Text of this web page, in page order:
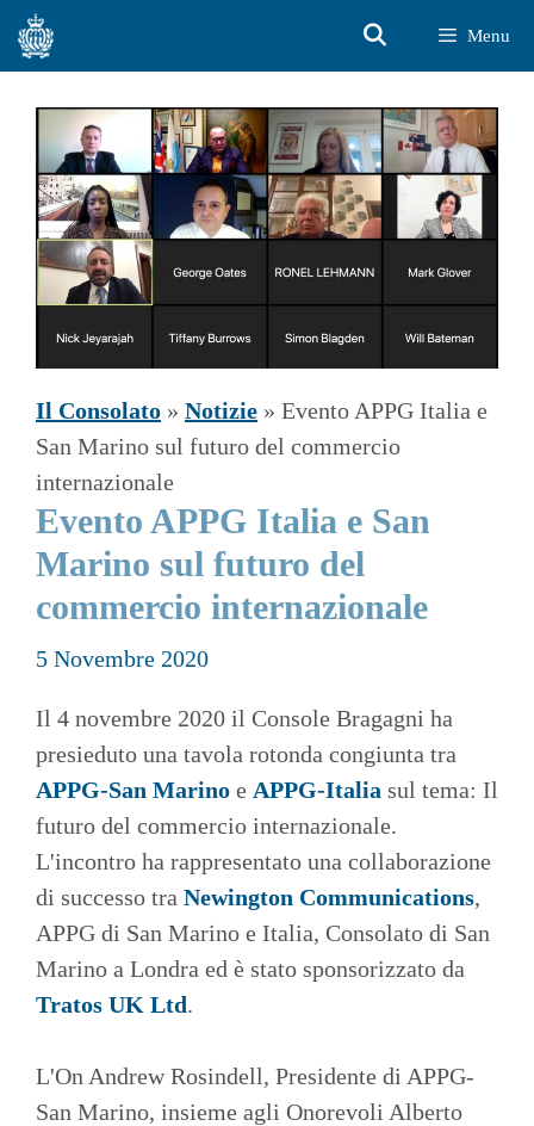
Vai
Menu
Il Consolato » Notizie » Evento APPG Italia e
San Marino sul futuro del commercio
internazionale
Evento APPG Italia e San
Marino sul futuro del
commercio internazionale
5 Novembre 2020
Il 4 novembre 2020 il Console Bragagni ha
presieduto una tavola rotonda congiunta tra
APPG-San Marino e APPG-Italia sul tema: Il
futuro del commercio internazionale.
L'incontro ha rappresentato una collaborazione
di successo tra Newington Communications,
APPG di San Marino e Italia, Consolato di San
Marino a Londra ed è stato sponsorizzato da
Tratos UK Ltd.
L'On Andrew Rosindell, Presidente di APPG-
San Marino, insieme agli Onorevoli Alberto